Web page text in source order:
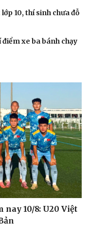
10, thí sinh chưa đỗ
xe ba bánh chạy
nay 10/8: U20 Việt